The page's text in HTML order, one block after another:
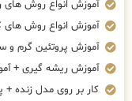
آموزش انواع روش های
آموزش انواع روش های
آموزش پروتئین گرم و
آموزش ریشه گیری +
کار بر روی مدل زنده